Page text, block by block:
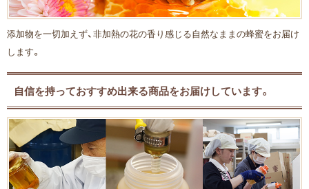
添加物を一切加えず、非加熱の花の香り感じる自然なままの蜂蜜をお届け
します。
自信を持っておすすめ出来る商品をお届けしています。